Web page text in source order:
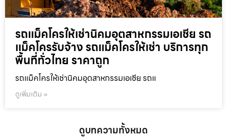
รถแม็คโครให้เช่านิคมอุตสาหกรรมเอเชีย รถ
แม็คโครรับจ้าง รถแม็คโครให้เช่า บริการทุก
พื้นที่ทั่วไทย ราคาถูก
รถแม็คโครให้เช่านิคมอุตสาหกรรมเอเชีย รถแ
ดูเพิ่มเติม »
ดูบทความทั้งหมด